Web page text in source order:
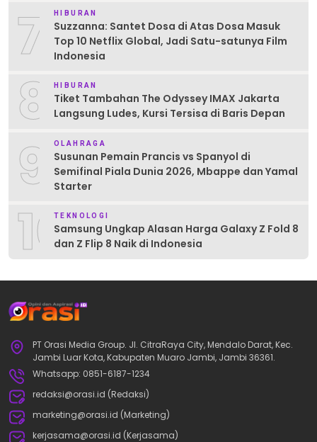
7 HIBURAN
Suzzanna: Santet Dosa di Atas Dosa Masuk
Top 10 Netflix Global, Jadi Satu-satunya Film
Indonesia
8 HIBURAN
Tiket Tambahan The Odyssey IMAX Jakarta
Langsung Ludes, Kursi Tersisa di Baris Depan
9 OLAHRAGA
Susunan Pemain Prancis vs Spanyol di
Semifinal Piala Dunia 2026, Mbappe dan Yamal
Starter
10TEKNOLOGI
Samsung Ungkap Alasan Harga Galaxy Z Fold 8
dan Z Flip 8 Naik di Indonesia
PT Orasi Media Group. Jl. CitraRaya City, Mendalo Darat, Kec.
Jambi Luar Kota, Kabupaten Muaro Jambi, Jambi 36361.
Whatsapp: 0851-6187-1234
redaksi@orasi.id (Redaksi)
marketing@orasi.id (Marketing)
kerjasama@orasi.id (Kerjasama)